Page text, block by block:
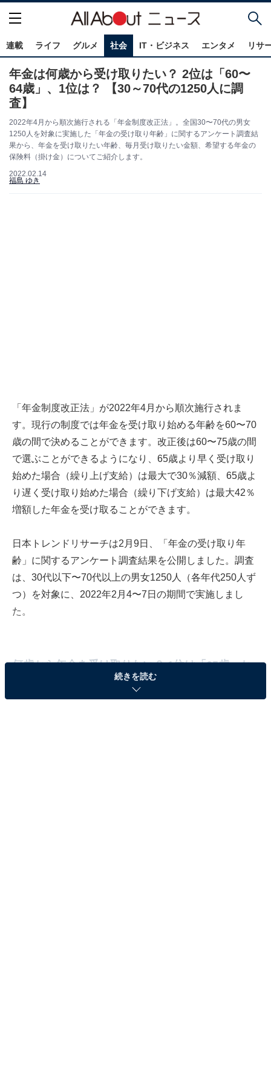
連載 ライフ グルメ 社会 IT・ビジネス エンタメ リサ
年金は何歳から受け取りたい？ 2位は「60〜
64歳」、1位は？ 【30～70代の1250人に調
査】
2022年4月から順次施行される「年金制度改正法」。全国30〜70代の男女
1250人を対象に実施した「年金の受け取り年齢」に関するアンケート調査結
果から、年金を受け取りたい年齢、毎月受け取りたい金額、希望する年金の
保険料（掛け金）についてご紹介します。
2022.02.14
福島 ゆき
「年金制度改正法」が2022年4月から順次施行されま
す。現行の制度では年金を受け取り始める年齢を60〜70
歳の間で決めることができます。改正後は60〜75歳の間
で選ぶことができるようになり、65歳より早く受け取り
始めた場合（繰り上げ支給）は最大で30％減額、65歳よ
り遅く受け取り始めた場合（繰り下げ支給）は最大42％
増額した年金を受け取ることができます。
日本トレンドリサーチは2月9日、「年金の受け取り年
齢」に関するアンケート調査結果を公開しました。調査
は、30代以下〜70代以上の男女1250人（各年代250人ず
つ）を対象に、2022年2月4〜7日の期間で実施しまし
た。
何歳から年金を受け取りたい？ 1位は「65歳」か
続きを読む